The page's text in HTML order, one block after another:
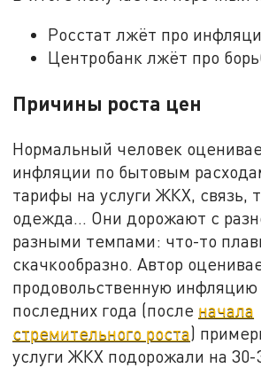
Росстат лжёт про
Центробанк лжёт про
Причины роста цен
Нормальный человек
инфляции по бытовым
тарифы на услуги ЖКХ, связь,
одежда... Они дорожают с
разными темпами: что-то
скачкообразно. Автор
продовольственную инфляцию
последних года (после начала
стремительного роста)
услуги ЖКХ подорожали на 30-